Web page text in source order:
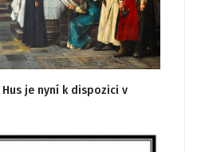
je nyní k dispozici v